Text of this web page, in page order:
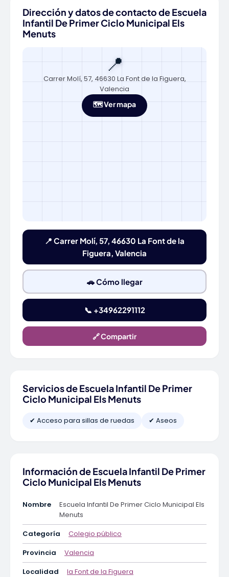
Dirección y datos de contacto de Escuela
Infantil De Primer Ciclo Municipal Els
Menuts
📍
Carrer Molí, 57, 46630 La Font de la Figuera,
Valencia
🗺️ Ver mapa
📍 Carrer Molí, 57, 46630 La Font de la
Figuera, Valencia
🚗 Cómo llegar
📞 +34962291112
🔗 Compartir
Servicios de Escuela Infantil De Primer
Ciclo Municipal Els Menuts
✔ Acceso para sillas de ruedas ✔ Aseos
Información de Escuela Infantil De Primer
Ciclo Municipal Els Menuts
Nombre
Escuela Infantil De Primer Ciclo Municipal Els
Menuts
Categoría
Colegio público
Provincia
Valencia
Localidad
la Font de la Figuera